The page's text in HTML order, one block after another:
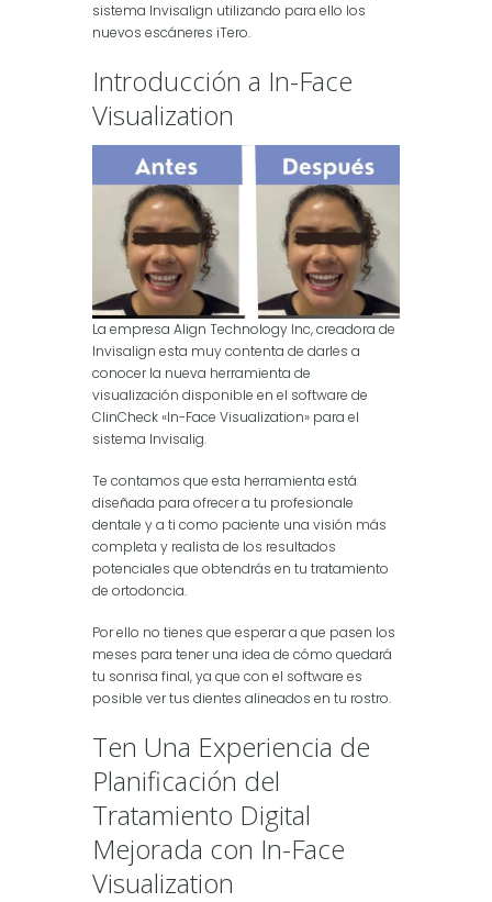
sistema Invisalign utilizando para ello los
nuevos escáneres iTero.
Introducción a In-Face
Visualization
La empresa Align Technology Inc, creadora de
Invisalign esta muy contenta de darles a
conocer la nueva herramienta de
visualización disponible en el software de
ClinCheck «In-Face Visualization» para el
sistema Invisalig.
Te contamos que esta herramienta está
diseñada para ofrecer a tu profesionale
dentale y a ti como paciente una visión más
completa y realista de los resultados
potenciales que obtendrás en tu tratamiento
de ortodoncia.
Por ello no tienes que esperar a que pasen los
meses para tener una idea de cómo quedará
tu sonrisa final, ya que con el software es
posible ver tus dientes alineados en tu rostro.
Ten Una Experiencia de
Planificación del
Tratamiento Digital
Mejorada con In-Face
Visualization